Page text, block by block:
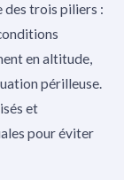
des trois piliers :
en altitude,
périlleuse.
et
pour éviter